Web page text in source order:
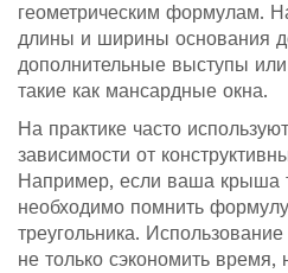
геометрическим формулам.
длины и ширины основания
дополнительные выступы
такие как мансардные окна.
На практике часто
зависимости от
Например, если ваша крыша
необходимо помнить
треугольника.
не только сэкономить время,